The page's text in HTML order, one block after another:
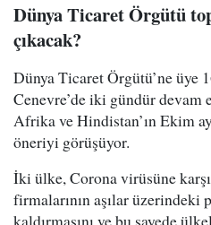
Dünya Ticaret Örgütü
çıkacak?
Dünya Ticaret Örgütü’ne üye
Cenevre’de iki gündür devam
Afrika ve Hindistan’ın Ekim
öneriyi görüşüyor.
İki ülke, Corona virüsüne
firmalarının aşılar üzerindeki
kaldırmasını ve bu sayede